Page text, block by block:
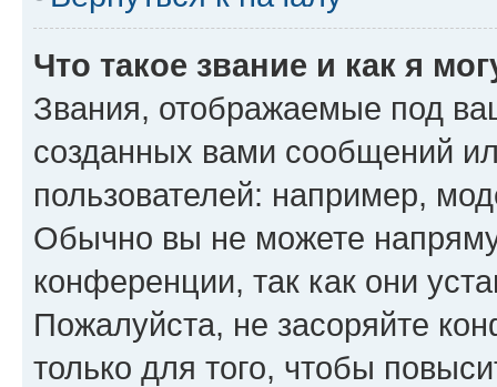
Что такое звание и как я
Звания, отображаемые под
созданных вами сообщений
пользователей: например,
Обычно вы не можете
конференции, так как они
Пожалуйста, не засоряйте
только для того, чтобы